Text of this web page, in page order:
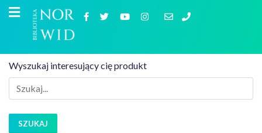
Wyszukaj interesujący cię produkt
SZUKAJ